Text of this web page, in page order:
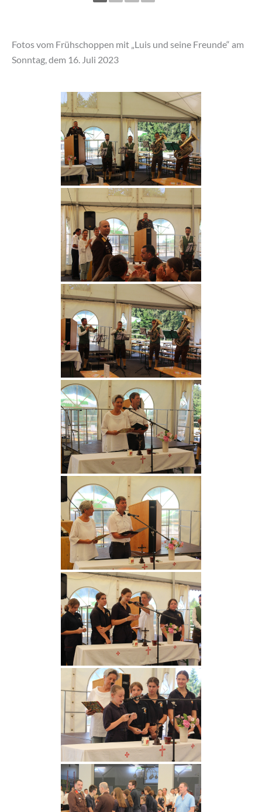
Fotos vom Frühschoppen mit „Luis und seine Freunde“ am
Sonntag, dem 16. Juli 2023